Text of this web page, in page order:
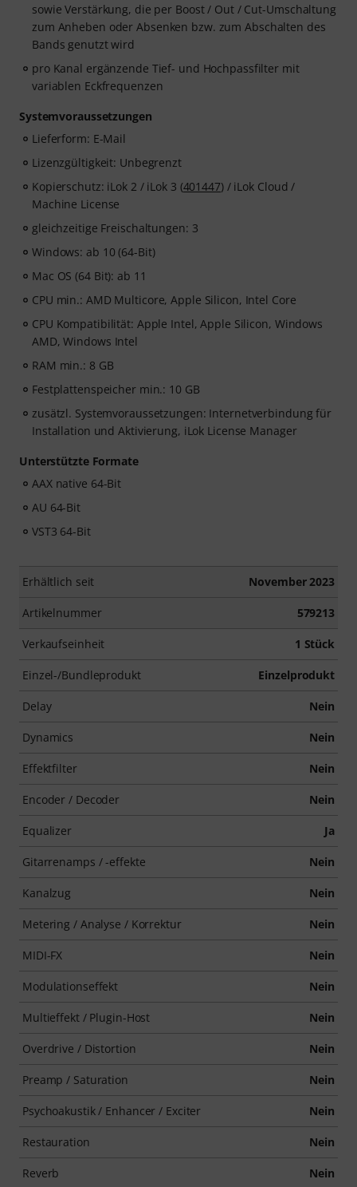
sowie Verstärkung, die per Boost / Out / Cut-Umschaltung
zum Anheben oder Absenken bzw. zum Abschalten des
Bands genutzt wird
pro Kanal ergänzende Tief- und Hochpassfilter mit
variablen Eckfrequenzen
Systemvoraussetzungen
Lieferform: E-Mail
Lizenzgültigkeit: Unbegrenzt
Kopierschutz: iLok 2 / iLok 3 (401447) / iLok Cloud /
Machine License
gleichzeitige Freischaltungen: 3
Windows: ab 10 (64-Bit)
Mac OS (64 Bit): ab 11
CPU min.: AMD Multicore, Apple Silicon, Intel Core
CPU Kompatibilität: Apple Intel, Apple Silicon, Windows
AMD, Windows Intel
RAM min.: 8 GB
Festplattenspeicher min.: 10 GB
zusätzl. Systemvoraussetzungen: Internetverbindung für
Installation und Aktivierung, iLok License Manager
Unterstützte Formate
AAX native 64-Bit
AU 64-Bit
VST3 64-Bit
Erhältlich seit November 2023
Artikelnummer 579213
Verkaufseinheit 1 Stück
Einzel-/Bundleprodukt Einzelprodukt
Delay Nein
Dynamics Nein
Effektfilter Nein
Encoder / Decoder Nein
Equalizer Ja
Gitarrenamps / -effekte Nein
Kanalzug Nein
Metering / Analyse / Korrektur Nein
MIDI-FX Nein
Modulationseffekt Nein
Multieffekt / Plugin-Host Nein
Overdrive / Distortion Nein
Preamp / Saturation Nein
Psychoakustik / Enhancer / Exciter Nein
Restauration Nein
Reverb Nein